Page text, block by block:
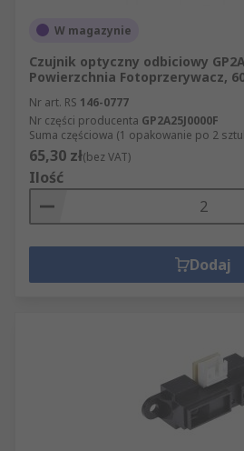
W magazynie
Czujnik optyczny odbiciowy
Powierzchnia Fotoprzerywacz, 60
Nr art. RS 146-0777
Nr części producenta GP2A25J0000F
Suma częściowa (1 opakowanie po 2
65,30 zł(bez VAT)
Ilość
Dodaj